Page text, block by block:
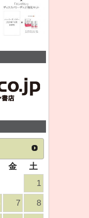
金
土
1
7 8